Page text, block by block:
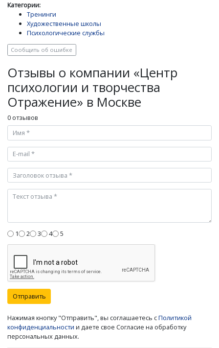
Категории:
Тренинги
Художественные школы
Психологические службы
Сообщить об ошибке
Отзывы о компании «Центр
психологии и творчества
Отражение» в Москве
0 отзывов
1 2 3 4 5
Отправить
Нажимая кнопку "Отправить", вы соглашаетесь сПолитикой
конфиденциальности и даете свое Согласие на обработку
персональных данных.